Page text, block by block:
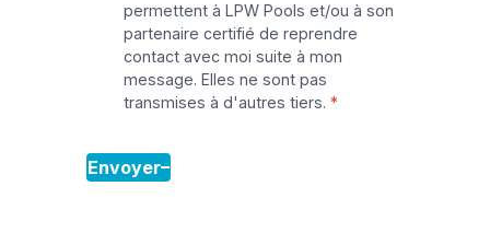
permettent à LPW Pools et/ou à son
partenaire certifié de reprendre
contact avec moi suite à mon
message. Elles ne sont pas
transmises à d'autres tiers.
Envoyer